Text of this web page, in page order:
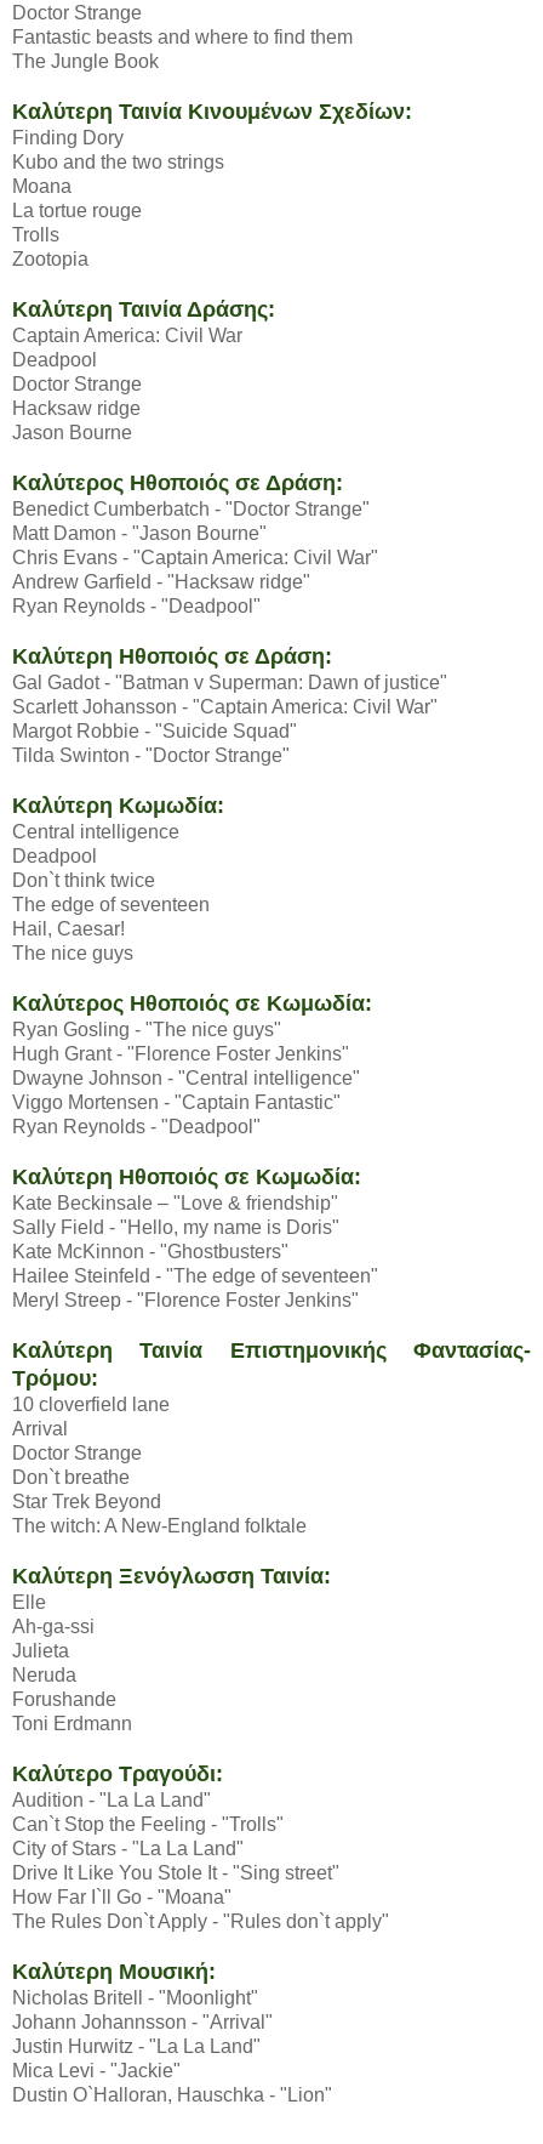
Doctor Strange
Fantastic beasts and where to find them
The Jungle Book
Καλύτερη Ταινία Κινουμένων Σχεδίων:
Finding Dory
Kubo and the two strings
Moana
La tortue rouge
Trolls
Zootopia
Καλύτερη Ταινία Δράσης:
Captain America: Civil War
Deadpool
Doctor Strange
Hacksaw ridge
Jason Bourne
Καλύτερος Ηθοποιός σε Δράση:
Benedict Cumberbatch - "Doctor Strange"
Matt Damon - "Jason Bourne"
Chris Evans - "Captain America: Civil War"
Andrew Garfield - "Hacksaw ridge"
Ryan Reynolds - "Deadpool"
Καλύτερη Ηθοποιός σε Δράση:
Gal Gadot - "Batman v Superman: Dawn of justice"
Scarlett Johansson - "Captain America: Civil War"
Margot Robbie - "Suicide Squad"
Tilda Swinton - "Doctor Strange"
Καλύτερη Κωμωδία:
Central intelligence
Deadpool
Don`t think twice
The edge of seventeen
Hail, Caesar!
The nice guys
Καλύτερος Ηθοποιός σε Κωμωδία:
Ryan Gosling - "The nice guys"
Hugh Grant - "Florence Foster Jenkins"
Dwayne Johnson - "Central intelligence"
Viggo Mortensen - "Captain Fantastic"
Ryan Reynolds - "Deadpool"
Καλύτερη Ηθοποιός σε Κωμωδία:
Kate Beckinsale – "Love & friendship"
Sally Field - "Hello, my name is Doris"
Kate McKinnon - "Ghostbusters"
Hailee Steinfeld - "The edge of seventeen"
Meryl Streep - "Florence Foster Jenkins"
Καλύτερη Ταινία Επιστημονικής Φαντασίας-
Τρόμου:
10 cloverfield lane
Arrival
Doctor Strange
Don`t breathe
Star Trek Beyond
The witch: A New-England folktale
Καλύτερη Ξενόγλωσση Ταινία:
Elle
Ah-ga-ssi
Julieta
Neruda
Forushande
Toni Erdmann
Καλύτερο Τραγούδι:
Audition - "La La Land"
Can`t Stop the Feeling - "Trolls"
City of Stars - "La La Land"
Drive It Like You Stole It - "Sing street"
How Far I`ll Go - "Moana"
The Rules Don`t Apply - "Rules don`t apply"
Καλύτερη Μουσική:
Nicholas Britell - "Moonlight"
Johann Johannsson - "Arrival"
Justin Hurwitz - "La La Land"
Mica Levi - "Jackie"
Dustin O`Halloran, Hauschka - "Lion"